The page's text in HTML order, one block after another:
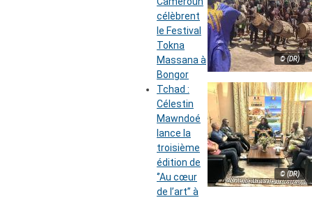
© (DR)
célèbrent
le Festival
Tokna
Massana à
Bongor
© (DR)
Tchad :
Célestin
Mawndoé
lance la
troisième
édition de
‘’Au cœur
de l’art’’ à